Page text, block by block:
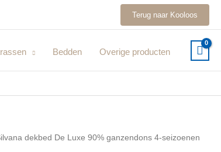
Terug naar Kooloos
Bedden Overige producten
dekbed De Luxe 90% ganzendons 4-seizoenen